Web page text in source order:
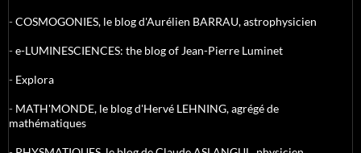
-COSMOGONIES, le blog d'Aurélien BARRAU, astrophysicien
-e-LUMINESCIENCES: the blog of Jean-Pierre Luminet
- Explora
- MATH'MONDE, le blog d'Hervé LEHNING, agrégé de
mathématiques